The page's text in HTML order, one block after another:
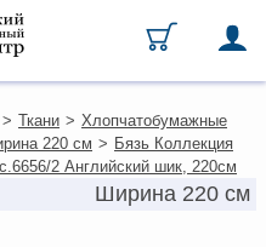
> Ткани > Хлопчатобумажные
220 см > Бязь Коллекция
2 Английский шик, 220см
Ширина 220 см